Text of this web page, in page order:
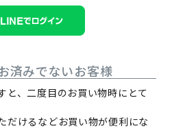
済みでないお客様
と、二度目のお買い物時にとて
だけるなどお買い物が便利にな